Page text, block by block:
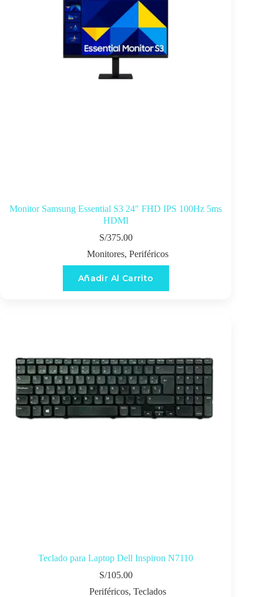
Monitor Samsung Essential S3 24″ FHD IPS 100Hz 5ms
HDMI
S/375.00
Monitores, Periféricos
Añadir Al Carrito
Teclado para Laptop Dell Inspiron N7110
S/105.00
Periféricos, Teclados